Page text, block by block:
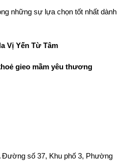
những sự lựa chọn tốt nhất dành
Vị Yến Từ Tâm
gieo mầm yêu thương
Đường số 37, Khu phố 3, Phường